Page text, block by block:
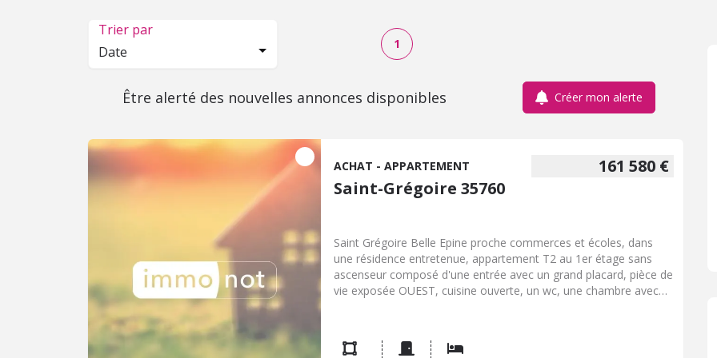
Trier par
Date
1
Être alerté des nouvelles annonces disponibles Créer mon alerte
161 580 €
ACHAT - APPARTEMENT
Saint-Grégoire 35760
Saint Grégoire Belle Epine proche commerces et écoles, dans
une résidence entretenue, appartement T2 au 1er étage sans
ascenseur composé d'une entrée avec un grand placard, pièce de
vie exposée OUEST, cuisine ouverte, un wc, une chambre avec
ce bien est exposé sont disponibles sur le site Géorisques : www.
georisques. gouv. fr (4.25 % d'honoraires TTC à la charge de